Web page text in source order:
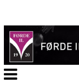
Veksle
navigasjon